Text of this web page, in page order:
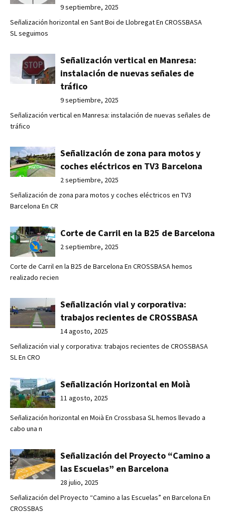
9 septiembre, 2025
Señalización horizontal en Sant Boi de Llobregat En CROSSBASA
SL seguimos
Señalización vertical en Manresa:
instalación de nuevas señales de
tráfico
9 septiembre, 2025
Señalización vertical en Manresa: instalación de nuevas señales de
tráfico
Señalización de zona para motos y
coches eléctricos en TV3 Barcelona
2 septiembre, 2025
Señalización de zona para motos y coches eléctricos en TV3
Barcelona En CR
Corte de Carril en la B25 de Barcelona
2 septiembre, 2025
Corte de Carril en la B25 de Barcelona En CROSSBASA hemos
realizado recien
Señalización vial y corporativa:
trabajos recientes de CROSSBASA
14 agosto, 2025
Señalización vial y corporativa: trabajos recientes de CROSSBASA
SL En CRO
Señalización Horizontal en Moià
11 agosto, 2025
Señalización horizontal en Moià En Crossbasa SL hemos llevado a
cabo una n
Señalización del Proyecto “Camino a
las Escuelas” en Barcelona
28 julio, 2025
Señalización del Proyecto “Camino a las Escuelas” en Barcelona En
CROSSBAS